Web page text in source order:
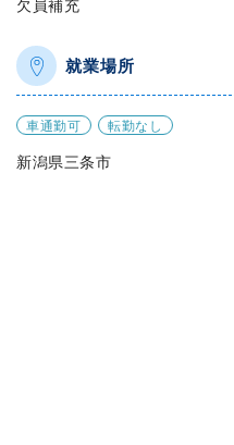
欠員補充
就業場所
車通勤可 転勤なし
新潟県三条市